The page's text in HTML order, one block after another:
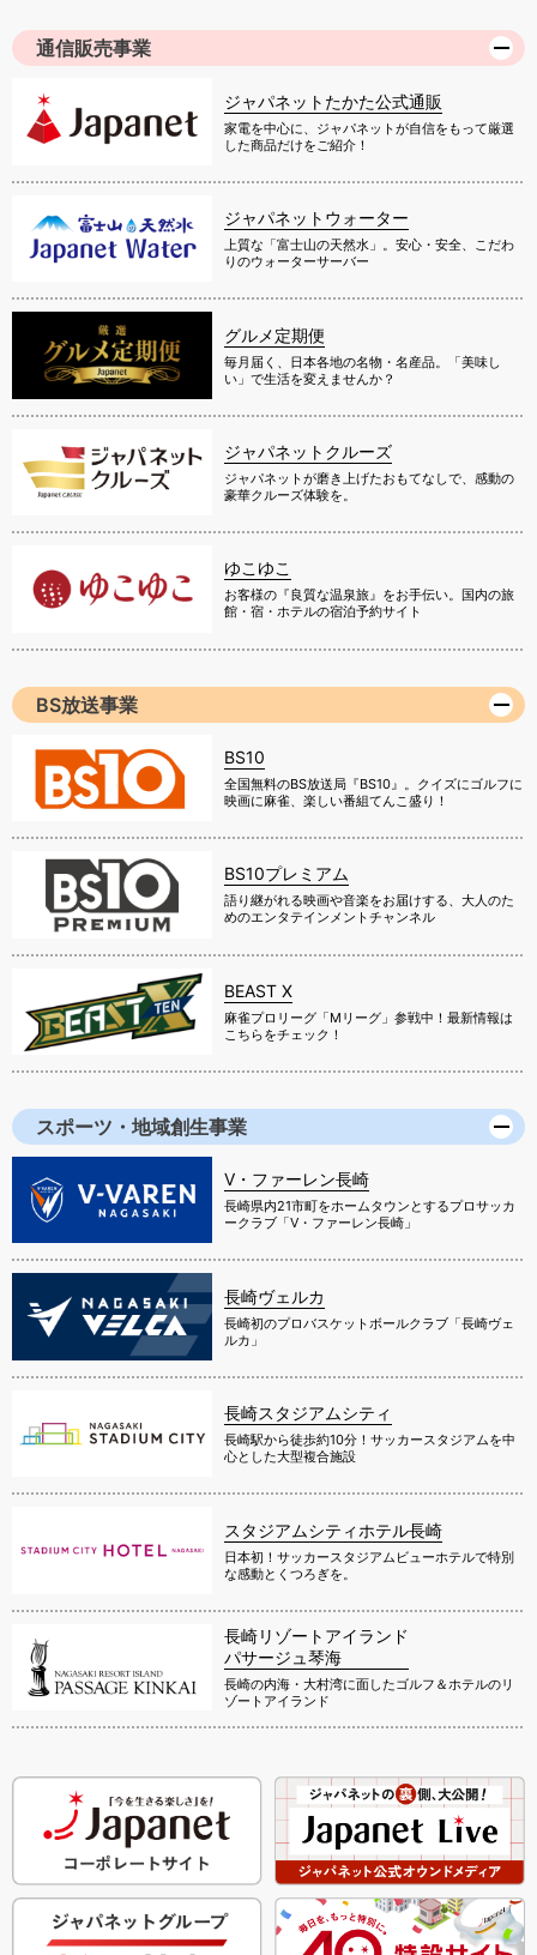
通信販売事業
ジャパネットたかた公式通販
家電を中心に、ジャパネットが自信をもって厳選
した商品だけをご紹介！
ジャパネットウォーター
上質な「富士山の天然水」。安心・安全、こだわ
りのウォーターサーバー
グルメ定期便
毎月届く、日本各地の名物・名産品。「美味し
い」で生活を変えませんか？
ジャパネットクルーズ
ジャパネットが磨き上げたおもてなしで、感動の
豪華クルーズ体験を。
ゆこゆこ
お客様の『良質な温泉旅』をお手伝い。国内の旅
館・宿・ホテルの宿泊予約サイト
BS放送事業
BS10
全国無料のBS放送局『BS10』。クイズにゴルフに
映画に麻雀、楽しい番組てんこ盛り！
BS10プレミアム
語り継がれる映画や音楽をお届けする、大人のた
めのエンタテインメントチャンネル
BEAST X
麻雀プロリーグ「Mリーグ」参戦中！最新情報は
こちらをチェック！
スポーツ・地域創生事業
V・ファーレン長崎
長崎県内21市町をホームタウンとするプロサッカ
ークラブ「V・ファーレン長崎」
長崎ヴェルカ
長崎初のプロバスケットボールクラブ「長崎ヴェ
ルカ」
長崎スタジアムシティ
長崎駅から徒歩約10分！サッカースタジアムを中
心とした大型複合施設
スタジアムシティホテル長崎
日本初！サッカースタジアムビューホテルで特別
な感動とくつろぎを。
長崎リゾートアイランド
パサージュ琴海
長崎の内海・大村湾に面したゴルフ＆ホテルのリ
ゾートアイランド